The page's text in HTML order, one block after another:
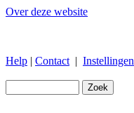
Over deze website
Help | Contact | Instellingen